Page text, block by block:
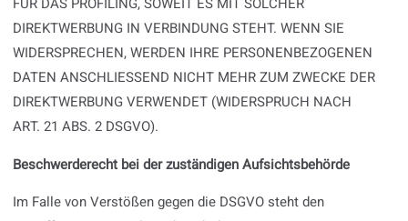
FÜR DAS PROFILING, SOWEIT ES MIT SOLCHER
DIREKTWERBUNG IN VERBINDUNG STEHT. WENN SIE
WIDERSPRECHEN, WERDEN IHRE PERSONENBEZOGENEN
DATEN ANSCHLIESSEND NICHT MEHR ZUM ZWECKE DER
DIREKTWERBUNG VERWENDET (WIDERSPRUCH NACH
ART. 21 ABS. 2 DSGVO).
Beschwerde­recht bei der zuständigen Aufsichts­behörde
Im Falle von Verstößen gegen die DSGVO steht den